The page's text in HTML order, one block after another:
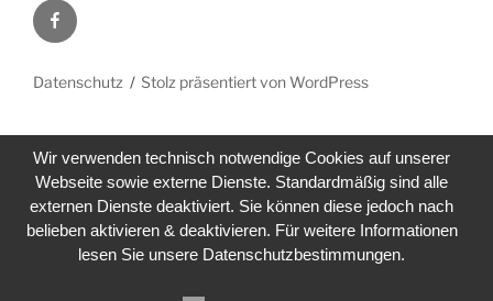
Facebook
Datenschutz Stolz präsentiert von WordPress
Wir verwenden technisch notwendige Cookies auf unserer
Webseite sowie externe Dienste. Standardmäßig sind alle
externen Dienste deaktiviert. Sie können diese jedoch nach
belieben aktivieren & deaktivieren. Für weitere Informationen
lesen Sie unsere Datenschutzbestimmungen.